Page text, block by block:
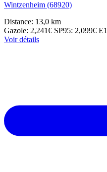
Wintzenheim (68920)
Distance: 13,0 km
Gazole: 2,241€ SP95: 2,099€
Voir détails